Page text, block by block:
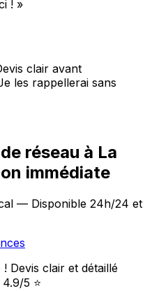
! »
clair avant
les rappellerai sans
réseau à La
immédiate
— Disponible 24h/24 et
Devis clair et détaillé
5 ⭐